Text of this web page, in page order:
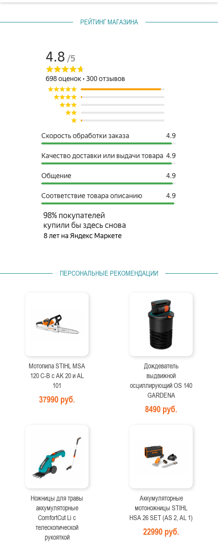
РЕЙТИНГ МАГАЗИНА
ПЕРСОНАЛЬНЫЕ РЕКОМЕНДАЦИИ
Мотопила STIHL MSA
120 C-B с AK 20 и AL
101
37990 руб.
Дождеватель
выдвижной
осциллирующий OS 140
GARDENA
8490 руб.
Ножницы для травы
аккумуляторные
ComfortCut Li с
телескопической
рукояткой
Аккумуляторные
мотоножницы STIHL
HSA 26 SET (AS 2, AL 1)
22990 руб.